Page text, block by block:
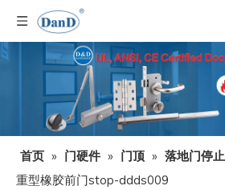
首页 » 门硬件 » 门顶 » 落地门停止
重型橡胶前门stop-ddds009